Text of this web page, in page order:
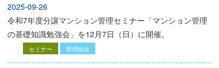
2025-09-26
令和7年度分譲マンション管理セミナー「マンション管理
の基礎知識勉強会」を12⽉7⽇（⽇）に開催。
セミナー 管理組合